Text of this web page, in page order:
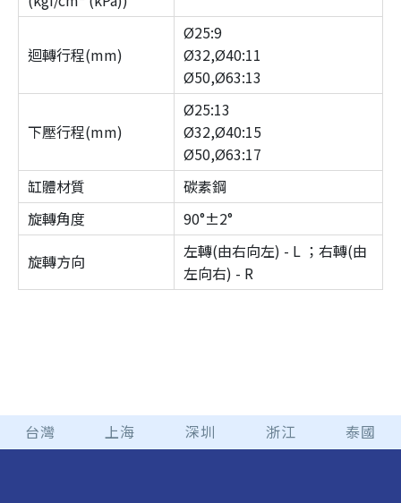
迴轉行程(mm)
Ø25:9
Ø32,Ø40:11
Ø50,Ø63:13
下壓行程(mm)
Ø25:13
Ø32,Ø40:15
Ø50,Ø63:17
缸體材質
碳素鋼
旋轉角度
90°±2°
旋轉方向
左轉(由右向左) - L ；右轉(由
左向右) - R
台灣 上海 深圳 浙江 泰國